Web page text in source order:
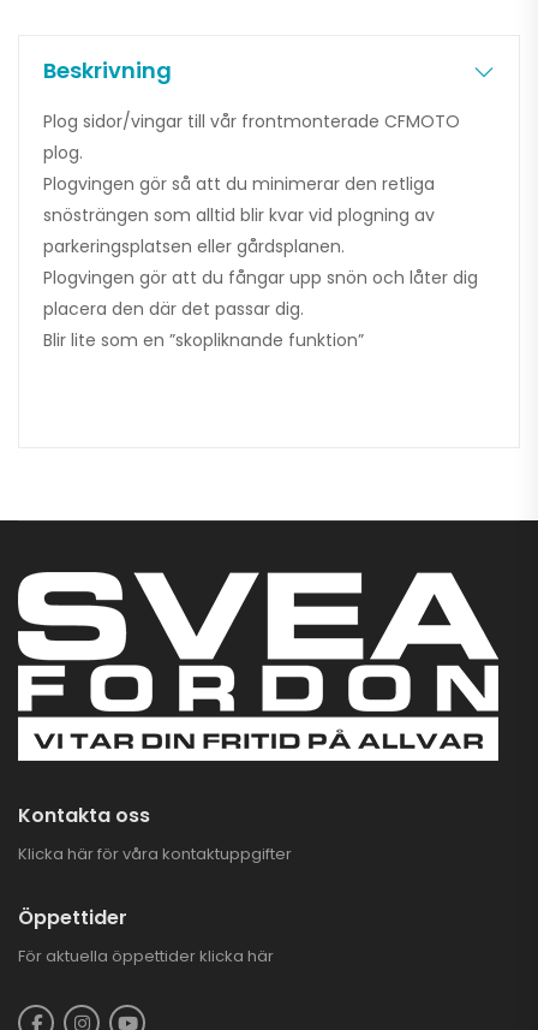
Beskrivning
Plog sidor/vingar till vår frontmonterade CFMOTO
plog.
Plogvingen gör så att du minimerar den retliga
snösträngen som alltid blir kvar vid plogning av
parkeringsplatsen eller gårdsplanen.
Plogvingen gör att du fångar upp snön och låter dig
placera den där det passar dig.
Blir lite som en ”skopliknande funktion”
Kontakta oss
Klicka här för våra kontaktuppgifter
Öppettider
För aktuella öppettider klicka här